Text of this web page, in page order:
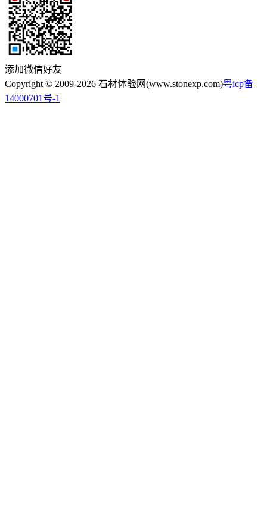
添加微信好友
Copyright © 2009-2026 石材体验网(www.stonexp.com)粤icp备
14000701号-1